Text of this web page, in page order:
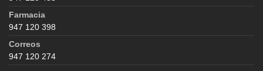
Farmacia
947 120 398
Correos
947 120 274